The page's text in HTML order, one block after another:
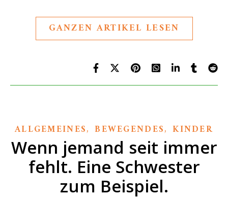
GANZEN ARTIKEL LESEN
ALLGEMEINES,BEWEGENDES,KINDER
Wenn jemand seit immer
fehlt. Eine Schwester
zum Beispiel.